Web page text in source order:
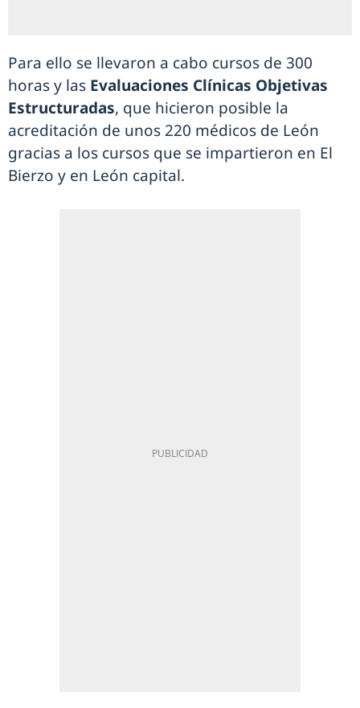
Para ello se llevaron a cabo cursos de 300
horas y las Evaluaciones Clínicas Objetivas
Estructuradas, que hicieron posible la
acreditación de unos 220 médicos de León
gracias a los cursos que se impartieron en El
Bierzo y en León capital.